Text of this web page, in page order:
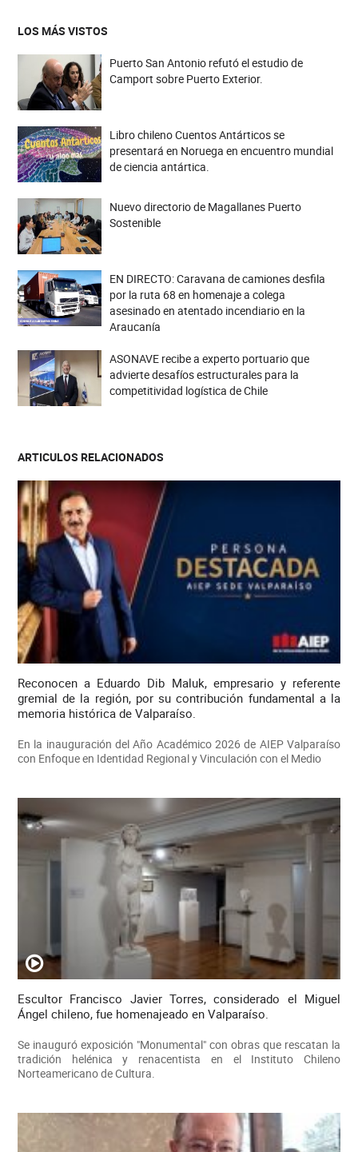
LOS MÁS VISTOS
Puerto San Antonio refutó el estudio de
Camport sobre Puerto Exterior.
Libro chileno Cuentos Antárticos se
presentará en Noruega en encuentro mundial
de ciencia antártica.
Nuevo directorio de Magallanes Puerto
Sostenible
EN DIRECTO: Caravana de camiones desfila
por la ruta 68 en homenaje a colega
asesinado en atentado incendiario en la
Araucanía
ASONAVE recibe a experto portuario que
advierte desafíos estructurales para la
competitividad logística de Chile
ARTICULOS RELACIONADOS
Reconocen a Eduardo Dib Maluk, empresario y referente
gremial de la región, por su contribución fundamental a la
memoria histórica de Valparaíso.
En la inauguración del Año Académico 2026 de AIEP Valparaíso
con Enfoque en Identidad Regional y Vinculación con el Medio
Escultor Francisco Javier Torres, considerado el Miguel
Ángel chileno, fue homenajeado en Valparaíso.
Se inauguró exposición "Monumental" con obras que rescatan la
tradición helénica y renacentista en el Instituto Chileno
Norteamericano de Cultura.